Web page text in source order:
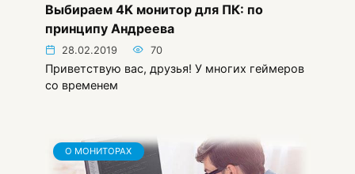
Выбираем 4K монитор для ПК: по
принципу Андреева
28.02.2019 70
Приветствую вас, друзья! У многих геймеров
со временем
О МОНИТОРАХ